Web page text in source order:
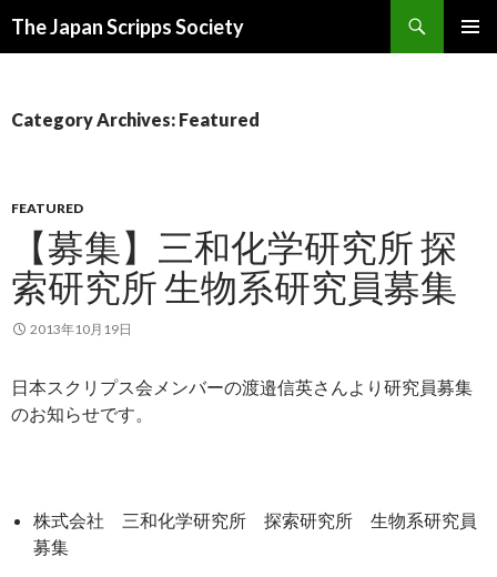
The Japan Scripps Society
Category Archives: Featured
FEATURED
【募集】三和化学研究所 探
索研究所 生物系研究員募集
2013年10月19日
日本スクリプス会メンバーの渡邉信英さんより研究員募集
のお知らせです。
株式会社 三和化学研究所 探索研究所 生物系研究員
募集